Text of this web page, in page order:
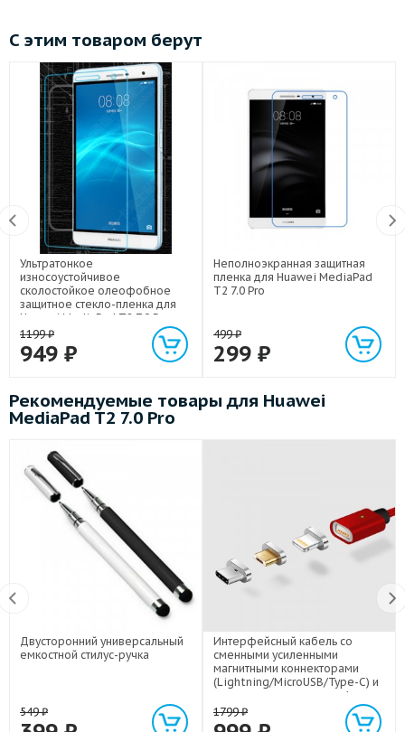
С этим товаром берут
Ультратонкое
износоустойчивое
сколостойкое олеофобное
защитное стекло-пленка для
Huawei MediaPad T2 7.0 Pro
1199₽
949 ₽
Неполноэкранная защитная
пленка для Huawei MediaPad
T2 7.0 Pro
499₽
299 ₽
Рекомендуемые товары для Huawei
MediaPad T2 7.0 Pro
Двусторонний универсальный
емкостной стилус-ручка
549₽
Интерфейсный кабель со
сменными усиленными
магнитными коннекторами
(Lightning/MicroUSB/Type-C) и
световым индикатором 1м
1799₽